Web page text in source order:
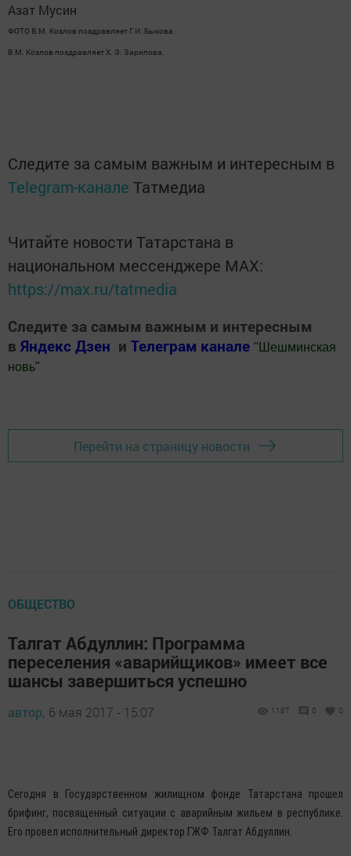
Азат Мусин
ФОТО В.М. Козлов поздравляет Г.И. Быкова.
В.М. Козлов поздравляет Х. З. Зарипова.
Следите за самым важным и интересным в
Telegram-канале Татмедиа
Читайте новости Татарстана в
национальном мессенджере MАХ:
https://max.ru/tatmedia
Следите за самым важным и интересным
в Яндекс Дзен и Телеграм канале " Шешминская
новь"
Перейти на страницу новости
ОБЩЕСТВО
Талгат Абдуллин: Программа
переселения «аварийщиков» имеет все
шансы завершиться успешно
автор, 6 мая 2017 - 15:07 1187 0 0
Сегодня в Государственном жилищном фонде Татарстана прошел
брифинг, посвященный ситуации с аварийным жильем в республике.
Его провел исполнительный директор ГЖФ Талгат Абдуллин.